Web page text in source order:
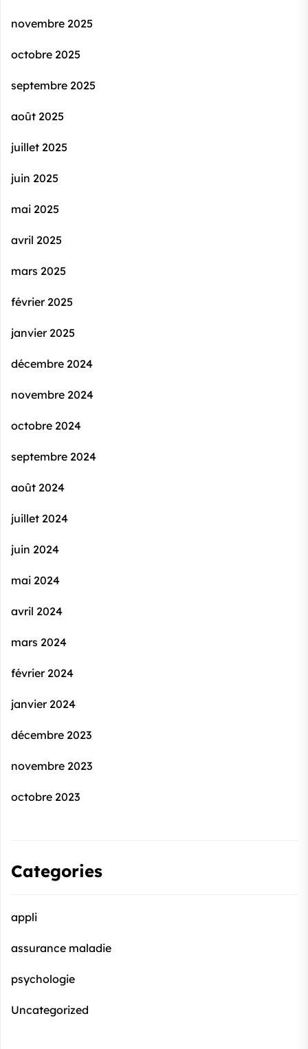
novembre 2025
octobre 2025
septembre 2025
août 2025
juillet 2025
juin 2025
mai 2025
avril 2025
mars 2025
février 2025
janvier 2025
décembre 2024
novembre 2024
octobre 2024
septembre 2024
août 2024
juillet 2024
juin 2024
mai 2024
avril 2024
mars 2024
février 2024
janvier 2024
décembre 2023
novembre 2023
octobre 2023
Categories
appli
assurance maladie
psychologie
Uncategorized